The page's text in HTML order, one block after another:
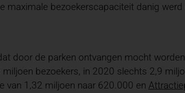
maximale bezoekerscapaciteit danig werd
door de parken ontvangen mocht
miljoen bezoekers, in 2020 slechts 2,9
van 1,32 miljoen naar 620.000 en